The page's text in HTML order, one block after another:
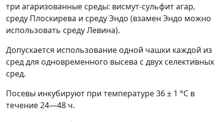
три агаризованные среды: висмут-сульфит агар,
среду Плоскирева и среду Эндо (взамен Эндо можно
использовать среду Левина).
Допускается использование одной чашки каждой из
сред для одновременного высева с двух селективных
сред.
Посевы инкубируют при температуре 36 ± 1 °С в
течение 24—48 ч.